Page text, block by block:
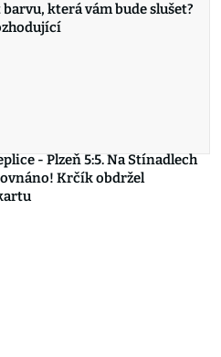
barvu, která vám bude slušet?
- Plzeň 5:5. Na Stínadlech
Krčík obdržel